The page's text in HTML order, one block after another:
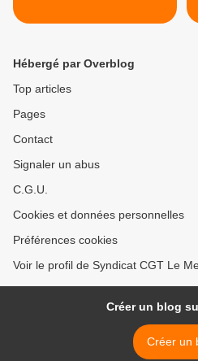
Hébergé par Overblog
Top articles
Pages
Contact
Signaler un abus
C.G.U.
Cookies et données personnelles
Préférences cookies
Voir le profil de Syndicat CGT Le
Créer un blog
Créer un